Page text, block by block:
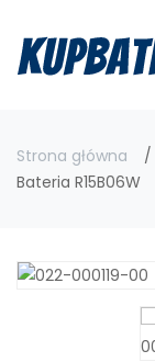
Strona główna
Bateria R15B06W